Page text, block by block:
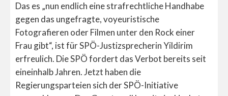
Das es „nun endlich eine strafrechtliche Handhabe
gegen das ungefragte, voyeuristische
Fotografieren oder Filmen unter den Rock einer
Frau gibt“, ist für SPÖ-Justizsprecherin Yildirim
erfreulich. Die SPÖ fordert das Verbot bereits seit
eineinhalb Jahren. Jetzt haben die
Regierungsparteien sich der SPÖ-Initiative